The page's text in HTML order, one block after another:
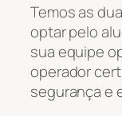
Temos as
optar pelo
sua equipe
operador
segurança e